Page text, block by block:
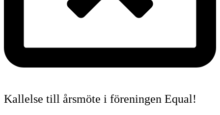
Kallelse till årsmöte i föreningen Equal!